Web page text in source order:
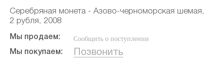
Серебряная монета - Азово-черноморская шемая,
2 рубля, 2008
Мы продаем: Сообщить о поступлении
Мы покупаем: Позвонить